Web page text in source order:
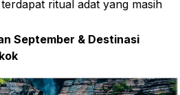
ritual adat yang masih
September & Destinasi